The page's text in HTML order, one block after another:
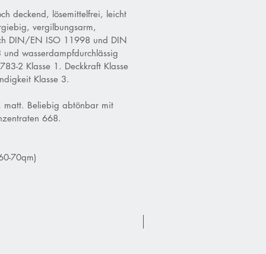
deckend, lösemittelfrei, leicht
vergilbungsarm,
DIN/EN ISO 11998 und DIN
wasserdampfdurchlässig
2 Klasse 1. Deckkraft Klasse
Klasse 3.
matt. Beliebig abtönbar mit
668.
70qm)